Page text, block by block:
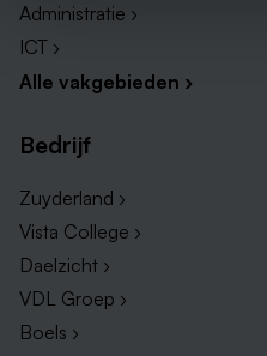
Administratie ›
ICT ›
Alle vakgebieden ›
Bedrijf
Zuyderland ›
Vista College ›
Daelzicht ›
VDL Groep ›
Boels ›